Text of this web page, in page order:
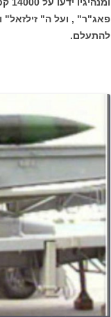
פאג"ר" , ועל ה" זילזאל"
להתעלם.